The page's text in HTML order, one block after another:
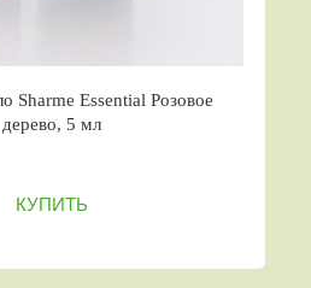
Sharme Essential Розовое
дерево, 5 мл
КУПИТЬ